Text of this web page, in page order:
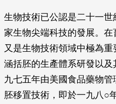
生物技術已公認是二十一
家生物尖端科技的發展。
又是生物技術領域中極為重
涵括胚的生產體系研發以
九七五年由美國食品藥物
胚移置技術，即於一九八○